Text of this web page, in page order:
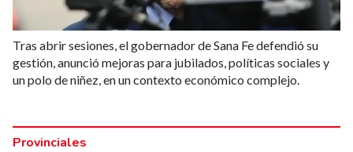
Tras abrir sesiones, el gobernador de Sana Fe defendió su
gestión, anunció mejoras para jubilados, políticas sociales y
un polo de niñez, en un contexto económico complejo.
Provinciales